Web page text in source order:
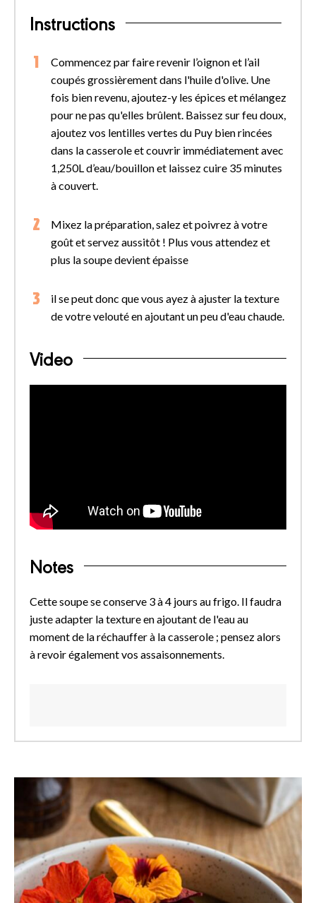
Instructions
Commencez par faire revenir l’oignon et l’ail
coupés grossièrement dans l'huile d'olive. Une
fois bien revenu, ajoutez-y les épices et mélangez
pour ne pas qu'elles brûlent. Baissez sur feu doux,
ajoutez vos lentilles vertes du Puy bien rincées
dans la casserole et couvrir immédiatement avec
1,250L d’eau/bouillon et laissez cuire 35 minutes
à couvert.
Mixez la préparation, salez et poivrez à votre
goût et servez aussitôt ! Plus vous attendez et
plus la soupe devient épaisse
il se peut donc que vous ayez à ajuster la texture
de votre velouté en ajoutant un peu d'eau chaude.
Video
Notes
Cette soupe se conserve 3 à 4 jours au frigo. Il faudra
juste adapter la texture en ajoutant de l'eau au
moment de la réchauffer à la casserole ; pensez alors
à revoir également vos assaisonnements.